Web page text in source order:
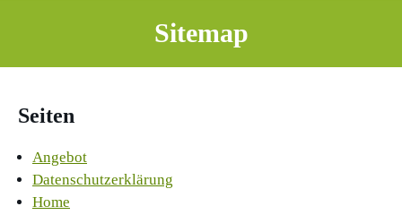
Sitemap
Seiten
Angebot
Datenschutzerklärung
Home